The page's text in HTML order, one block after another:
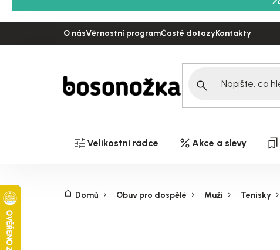
na
O násVěrnostní programČasté dotazyKontakty
Velikostní rádce Akce a slevy
Domů Obuv pro dospělé Muži Tenisky